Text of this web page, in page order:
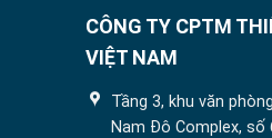
CÔNG TY CPTM
VIỆT NAM
Tầng 3, khu văn
Nam Đô Complex, số